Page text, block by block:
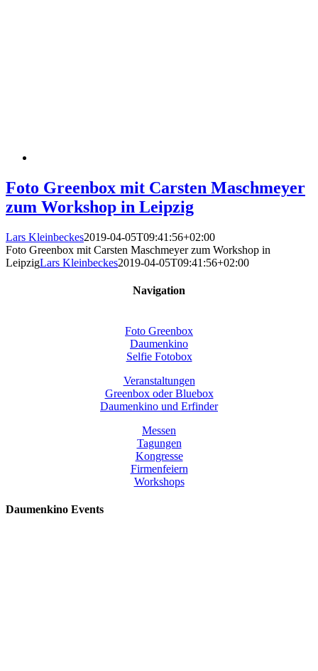
Foto Greenbox mit Carsten Maschmeyer
zum Workshop in Leipzig
Lars Kleinbeckes2019-04-05T09:41:56+02:00
Foto Greenbox mit Carsten Maschmeyer zum Workshop in
LeipzigLars Kleinbeckes2019-04-05T09:41:56+02:00
Navigation
Foto Greenbox
Daumenkino
Selfie Fotobox
Veranstaltungen
Greenbox oder Bluebox
Daumenkino und Erfinder
Messen
Tagungen
Kongresse
Firmenfeiern
Workshops
Daumenkino Events